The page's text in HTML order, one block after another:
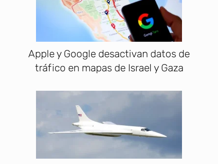
Apple y Google desactivan datos de
tráfico en mapas de Israel y Gaza